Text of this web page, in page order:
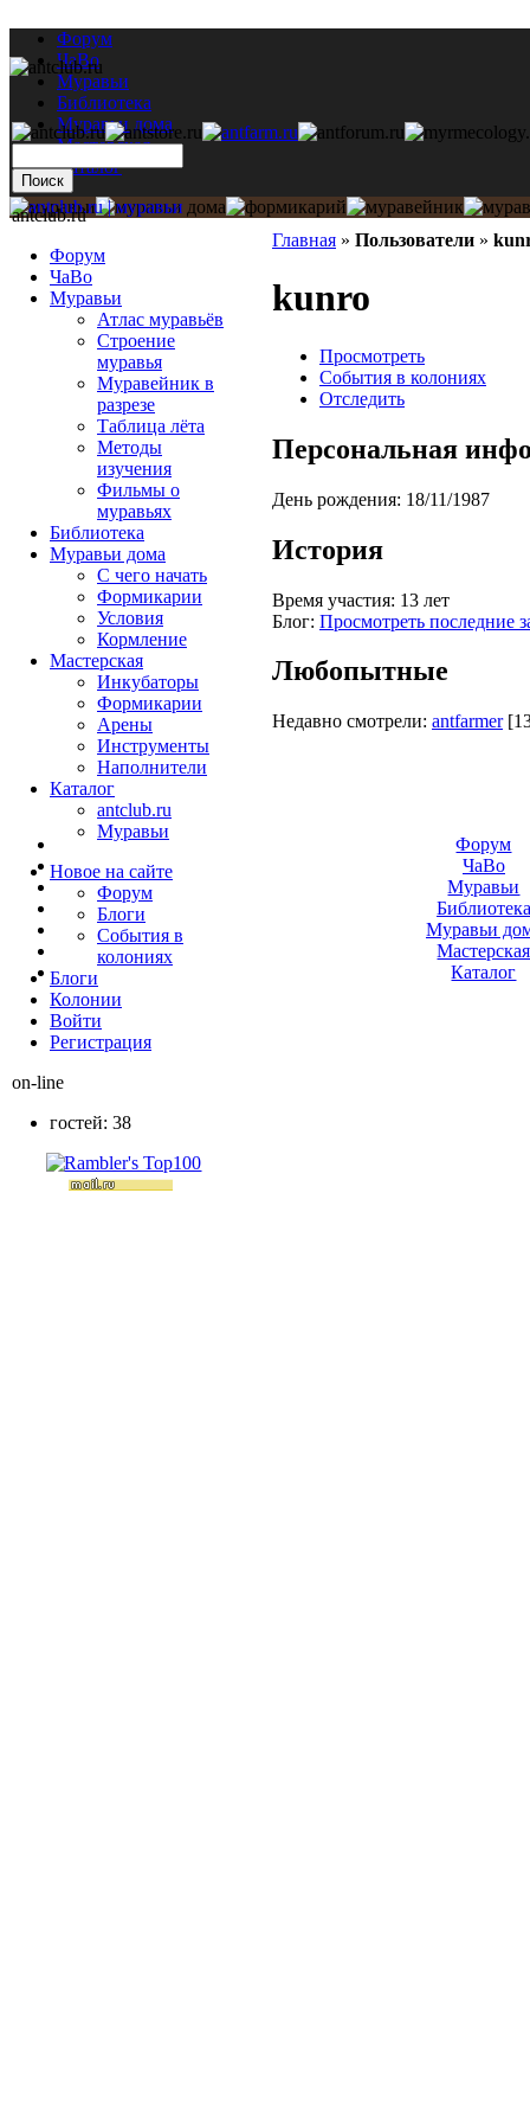
Форум
ЧаВо
Муравьи
Библиотека
Муравьи дома
Мастерская
Каталог
Главная » Пользователи »
kunro
Просмотреть
События в колониях
Отследить
Персональная
День рождения: 18/11/1987
История
Время участия: 13 лет
Блог: Просмотреть последние
Любопытные
Недавно смотрели: antfarmer
antclub.ru
Форум
ЧаВо
Муравьи
Атлас муравьёв
Строение
муравья
Муравейник в
разрезе
Таблица лёта
Методы
изучения
Фильмы о
муравьях
Библиотека
Муравьи дома
С чего начать
Формикарии
Условия
Кормление
Мастерская
Инкубаторы
Формикарии
Арены
Инструменты
Наполнители
Каталог
antclub.ru
Муравьи
Новое на сайте
Форум
Блоги
События в
колониях
Блоги
Колонии
Войти
Peгиcтpaция
on-line
гостей: 38
Форум
ЧаВо
Муравьи
Библиотека
Муравьи
Мастерская
Каталог